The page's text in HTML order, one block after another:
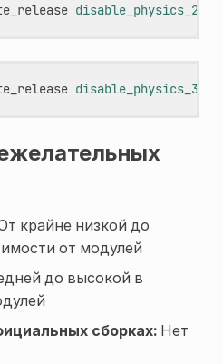
disable_physics_2d
disable_physics_3d
крайне низкой до
от модулей
до высокой в
сборках:Нет